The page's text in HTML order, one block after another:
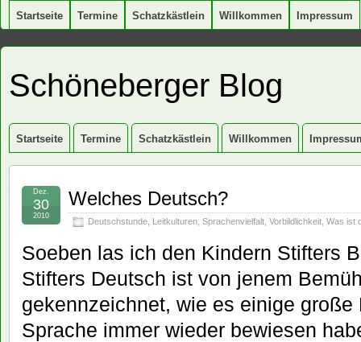
Startseite Termine Schatzkästlein Willkommen Impressum
Schöneberger Blog
Startseite Termine Schatzkästlein Willkommen
Welches Deutsch?
Deutschstunde Leitkulturen Sprachenvielfalt Vorbildlichkeit Was ist
Dez.
30
2010
Soeben las ich den Kindern Stifters
Stifters Deutsch ist von jenem
gekennzeichnet, wie es einige
Sprache immer wieder bewiesen